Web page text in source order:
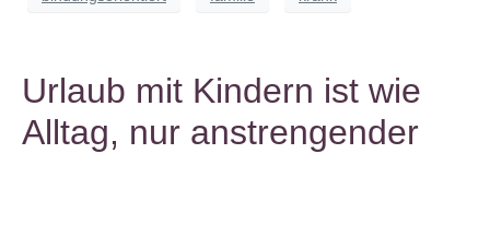
Urlaub mit Kindern ist wie
Alltag, nur anstrengender